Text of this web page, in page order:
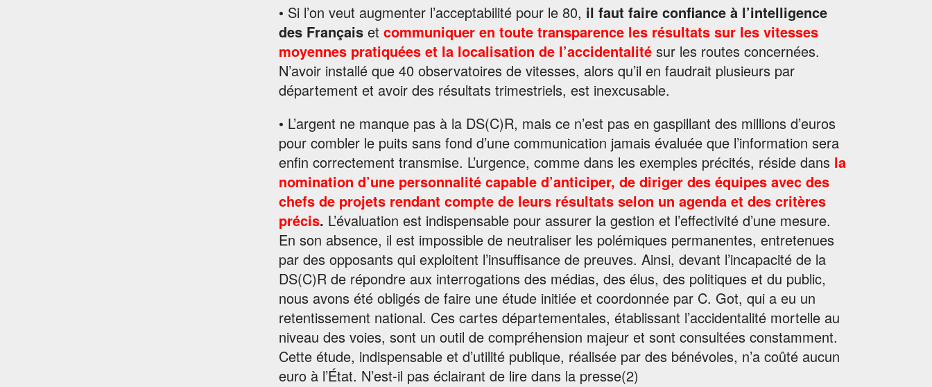
• Si l’on veut augmenter l’acceptabilité pour le 80, il faut faire confiance à l’intelligence
des Français et communiquer en toute transparence les résultats sur les vitesses
moyennes pratiquées et la localisation de l’accidentalité sur les routes concernées.
N’avoir installé que 40 observatoires de vitesses, alors qu’il en faudrait plusieurs par
département et avoir des résultats trimestriels, est inexcusable.
• L’argent ne manque pas à la DS(C)R, mais ce n’est pas en gaspillant des millions d’euros
pour combler le puits sans fond d’une communication jamais évaluée que l’information sera
enfin correctement transmise. L’urgence, comme dans les exemples précités, réside dans la
nomination d’une personnalité capable d’anticiper, de diriger des équipes avec des
chefs de projets rendant compte de leurs résultats selon un agenda et des critères
précis. L’évaluation est indispensable pour assurer la gestion et l’effectivité d’une mesure.
En son absence, il est impossible de neutraliser les polémiques permanentes, entretenues
par des opposants qui exploitent l’insuffisance de preuves. Ainsi, devant l’incapacité de la
DS(C)R de répondre aux interrogations des médias, des élus, des politiques et du public,
nous avons été obligés de faire une étude initiée et coordonnée par C. Got, qui a eu un
retentissement national. Ces cartes départementales, établissant l’accidentalité mortelle au
niveau des voies, sont un outil de compréhension majeur et sont consultées constamment.
Cette étude, indispensable et d’utilité publique, réalisée par des bénévoles, n’a coûté aucun
euro à l’État. N’est-il pas éclairant de lire dans la presse(2)